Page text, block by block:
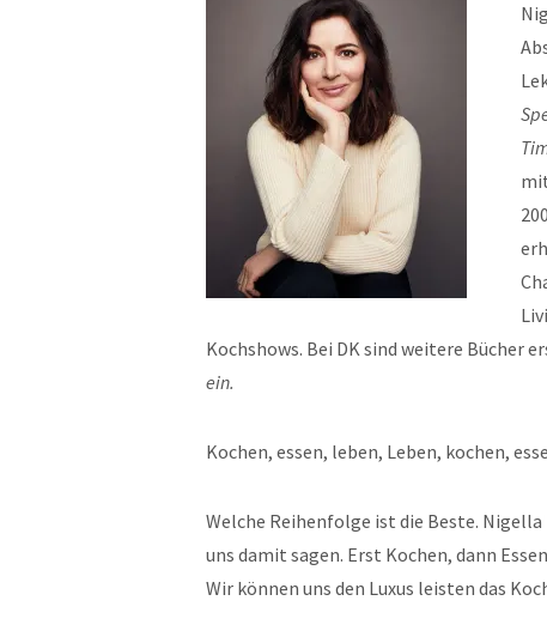
Kochshows. Bei DK sind weitere Bücher
ein.
Kochen, essen, leben, Leben, kochen,
Welche Reihenfolge ist die Beste.
uns damit sagen. Erst Kochen, dann
Wir können uns den Luxus leisten das